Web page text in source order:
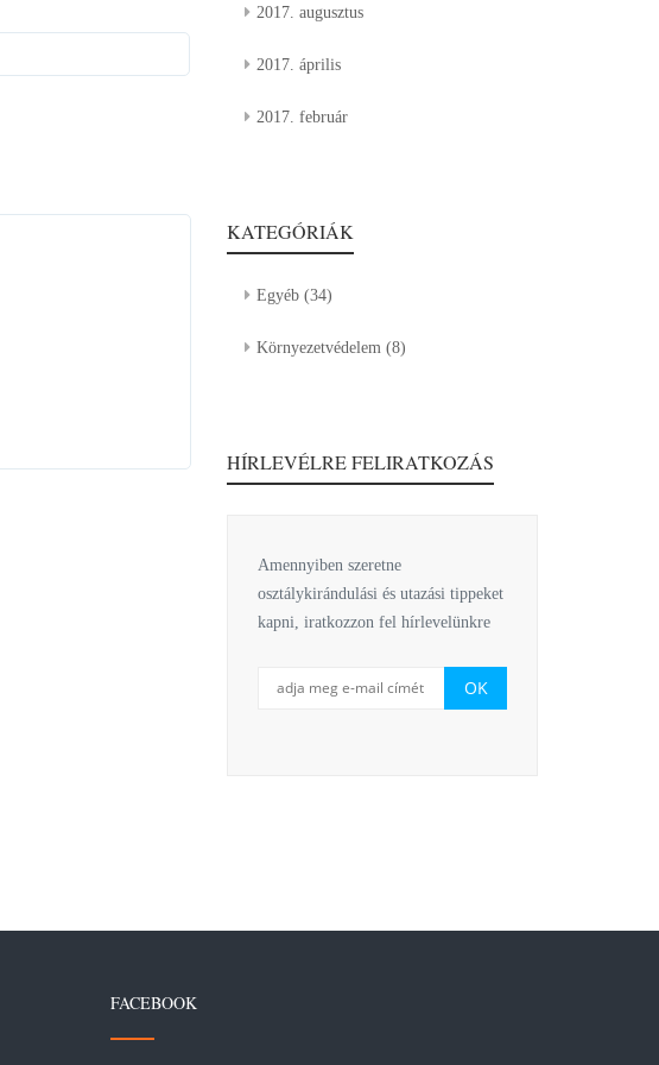
2017. augusztus
2017. április
2017. február
KATEGÓRIÁK
Egyéb(34)
Környezetvédelem (8)
HÍRLEVÉLRE FELIRATKOZÁS
Amennyiben szeretne
osztálykirándulási és utazási tippeket
kapni, iratkozzon fel hírlevelünkre
FACEBOOK